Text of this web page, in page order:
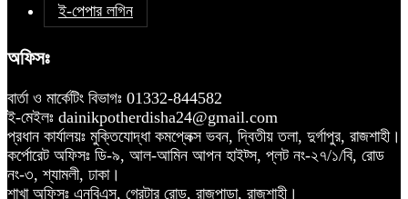
ই-পেপার লগিন
অফিসঃ
বার্তা ও মার্কেটিং বিভাগঃ 01332-844582
ই-মেইলঃ dainikpotherdisha24@gmail.com
প্রধান কার্যালয়ঃ মুক্তিযোদ্ধা কমপ্লেক্স ভবন, দ্বিতীয় তলা, দুর্গাপুর, রাজশাহী।
কর্পোরেট অফিসঃ ডি-৯, আল-আমিন আপন হাইট্স, প্লট নং-২৭/১/বি, রোড
নং-৩, শ্যামলী, ঢাকা।
শাখা অফিসঃ এনবিএস, গ্রেটার রোড, রাজপাড়া, রাজশাহী।